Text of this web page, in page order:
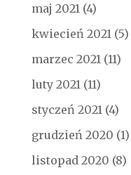
maj 2021 (4)
kwiecień 2021 (5)
marzec 2021 (11)
luty 2021 (11)
styczeń 2021 (4)
grudzień 2020 (1)
listopad 2020 (8)